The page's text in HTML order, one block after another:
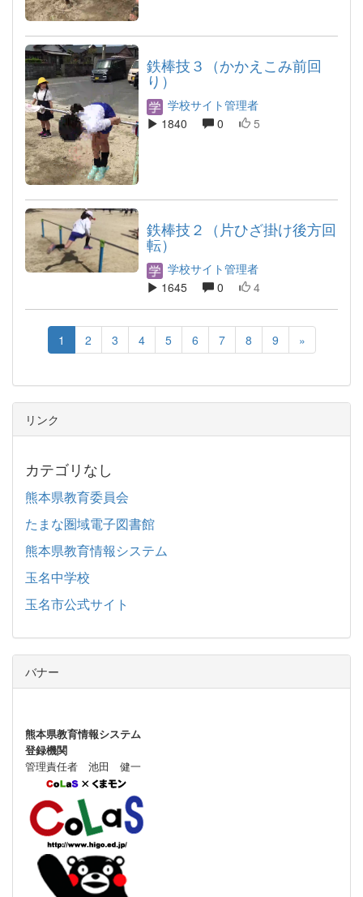
鉄棒技３（かかえこみ前回
り）
学校サイト管理者
1840
0 5
鉄棒技２（片ひざ掛け後方回
転）
学校サイト管理者
1645
0 4
1 2 3 4 5 6 7 8 9 »
リンク
カテゴリなし
熊本県教育委員会
たまな圏域電子図書館
熊本県教育情報システム
玉名中学校
玉名市公式サイト
バナー
熊本県教育情報システム
登録機関
管理責任者 池田 健一